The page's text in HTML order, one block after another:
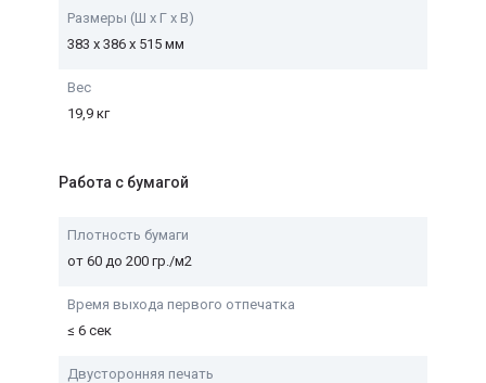
Размеры (Ш х Г х В)
383 х 386 х 515 мм
Вес
19,9 кг
Работа с бумагой
Плотность бумаги
от 60 до 200 гр./м2
Время выхода первого отпечатка
≤ 6 сек
Двусторонняя печать